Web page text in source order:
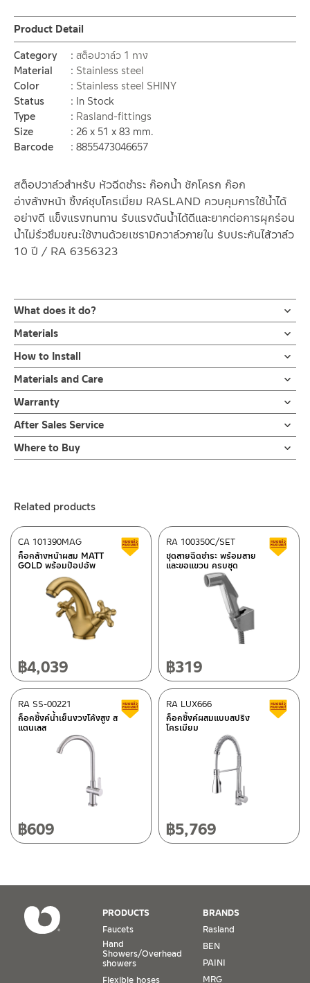
สต็อปวาล์วสำหรับ หัวฉีดชำระ ก๊อกน้ำ ชักโครก ก๊อก
อ่างล้างหน้า ซิ้งค์ชุบโครเมี่ยม RASLAND ควบคุมการใช้น้ำได้
อย่างดี แข็งแรงทนทาน รับแรงดันน้ำได้ดีและยากต่อการผุกร่อน
น้ำไม่รั่วซึมขณะใช้งานด้วยเซรามิกวาล์วภายใน รับประกันไส้วาล์ว
10 ปี / RA 6356323
Product Detail
Category
สต็อปวาล์ว 1 ทาง
Material
Stainless steel
Color
Stainless steel SHINY
Status
In Stock
Type
Rasland-fittings
Size
26 x 51 x 83 mm.
Barcode
8855473046657
What does it do?
สต๊อปวาล์ว สต็อปวาล์วสองทาง Stop Valve ขนาด 1/2″ แสตนเลส
เกรด 304 ชุบสีโครเมี่ยม ขนาดมาตราฐาน สามารถใส่กับข้อต่อขนาด
1/2 ” ตามมาตราฐานสากล มาพร้อมฝาครอบ รับประกันไส้วาล์ว 10 ปี
สต็อปวาล์วสองทาง ผลิตจากสแตนเลส เกรด 304 ชุบโครเมี่ยม ทนทาน
แข็งแรง ต้านการกัดกร่อนสูง และไม่ขึ้นสนิม เป็นอุปกรณ์ควบคุมการ
จ่ายน้ำ ใช้ต่อจากท่อปะปาผ่านสายน้ำดี ไปยังอุปกรณ์ต่างๆ เช่นเครื่องสุข
ภัณฑ์์ หัวฉีดชำระ ชักโครก ก๊อกอ่างล้างหน้า ก๊อกซิ้งค์ ช่วยควบคุมแรง
ดันน้ำให้เหมาะกับการใช้งานของเรา เช่น ปรับระดับความแรงน้ำสายฉีด
ชำระให้เบาลงหรือแรงขึ้น สามารถควบคุมการใช้น้ำได้ในส่วนที่ต้องการ
กวาล์วภายใน รับประกันไส้วาล์ว 10 ปี
Materials
สต๊อปวาล์ว
ผลิตจากซิงค์
How to Install
ข้อแนะนำในการติดตั้ง
ฝักบัว และ ชุดสายฉีดชำระ
สำหรับการติดตั้งใหม่ ให้ไล่ฝุ่น เศษทราย เศษท่อ ออกจากท่อน้ำก่อนติด
ตั้งสินค้า โดยปล่อยน้ำให้ไหลออกจากท่อนาน 1 นาที เพื่อให้แรงน้ำพัด
พาเศษละอองต่างๆ ออกจากท่อน้ำ มิเช่นนั้นสิ่งสกปรกจะเข้าไปภายใน
สินค้าและสร้างความเสียหายได้ หากตรวจพบเศษละอองต่างๆในสินค้า
จะไม่อยู่ในเงื่อนไขการรับประกัน
Materials and Care
คำแนะนำในการดูแลรักษาผลิตภัณฑ์
1. ไม่ทำสินค้าให้เกิดความเสียหายอื่น ๆ นอกจากการใช้งานปกติ เช่นไม่
ทำตก ไม่งัดหรือโยกสินค้าแรงๆ
2. ทำความสะอาดสินค้าโดยการใช้ผ้านุ่มๆชุบน้ำหมาดๆแล้วเช็ดให้แห้ง
3. ห้ามใช้สารเคมีที่มีฤทธิ์เป็นกรด ในการทำความสะอาด เนื่องจากผิว
บนตัวสินค้า ซึ่งจะสร้างความเสียหายให้เกิดขึ้นกับผิวของสินค้าได้
Warranty
รับประกันไส้วาล์ว ไม่รั่วซึม 10 ปี
After Sales Service
Online Platform
– Email: contact@charnpaiboon.com
After Sales Service Center – Bangkok
662/61-62 Rama 3 Road, Bangpongpang, Yannawa,
Tel: 02-358-0080 / 080-075-8668 / 091-545-0556
After Sales Service Center Chiangmai
118/33 Onsirin M.8, Sunpuloey, Doysaked, Chaingmai 50220
Tel: 080-075-2626
Operating Time
Monday – Friday 8:30-17:30 hrs.
Saturday 8:30-15:00 hrs.
Closed on Sunday and Special / Public Holidays
1. A proof of purchase, or seller’s receipt, shall be required
to validate product warranty which will be checked against
the date of purchase. In the absence of such proof of
purchase, no warranty claims can be made.
Where to Buy
– Shopee
–Lazada
–ซื้อสินค้าชิ้นนี้บน Shopee>> Click Here<<
–ซื้อสินค้าชิ้นนี้บน Lazada Click Here<<
ติดต่อพนักงานขาย / Contact Sales Staff
Tel: 02-285-5795
@charnpaiboon.sales
ติดต่อ ชาญไพบูลย์ / Contact Us
Related products
ก็อกล้างหน้าผสม MATT
GOLD พร้อมป๊อปอัพ
CA 101390MAG Clearance sale
฿4,039
ชุดสายฉีดชำระ พร้อมสาย
และขอแขวน ครบชุด
RA 100350C/SET
฿319
ก็อกซิ้งค์น้ำเย็นงวงโค้งสูง ส
แตนเลส
RA SS-00221 Clearance sale
฿609
ก็อกซิ้งค์ผสมแบบสปริง
โครเมียม
RA LUX666
฿5,769
PRODUCTS
Faucets
Hand
Showers/Overhead
showers
BRANDS
Rasland
BEN
PAINI
MRG